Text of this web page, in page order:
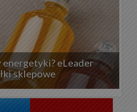
eLeader
sklepowe